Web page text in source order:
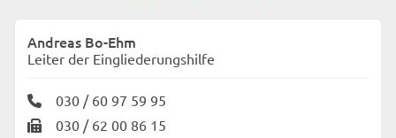
Andreas Bo-Ehm
Leiter der Eingliederungshilfe
030 / 60 97 59 95
030 / 62 00 86 15